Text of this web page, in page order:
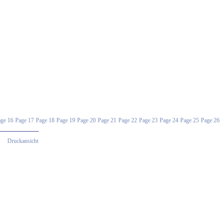
16 Page 17 Page 18 Page 19 Page 20 Page 21 Page 22 Page 23 Page 24 Page 25 Page 26
Druckansicht